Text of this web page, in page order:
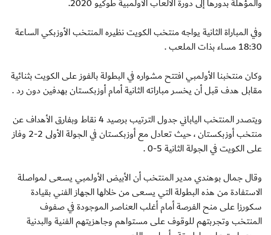
وفي المباراة الثانية يواجه منتخب الكويت نظيره المنتخب الأوزبكي الساعة
18:30 مساء بذات الملعب .
وكان منتخبنا الأولمبي افتتح مشواره في البطولة بالفوز على الكويت بثنائية
مقابل هدف قبل أن يخسر مباراته الثانية أمام أوزبكستان بهدفين دون رد .
ويتصدر المنتخب الياباني جدول الترتيب برصيد 4 نقاط وبفارق الأهداف عن
منتخب أوزبكستان ، حيث تعادل مع أوزبكستان في الجولة الأولى 2-2 وفاز
على الكويت في الجولة الثانية 5-0 .
وقال جمال بوهندي مدير المنتخب أن الأبيض الأولمبي يسعى لمواصلة
الاستفادة من هذه البطولة التي يسعى من خلالها الجهاز الفني بقيادة
سكورزا على منح الفرصة أمام أغلب العناصر الموجودة في صفوف
المنتخب وتجربتهم للوقوف على مستواهم وجاهزيتهم الفنية والبدنية